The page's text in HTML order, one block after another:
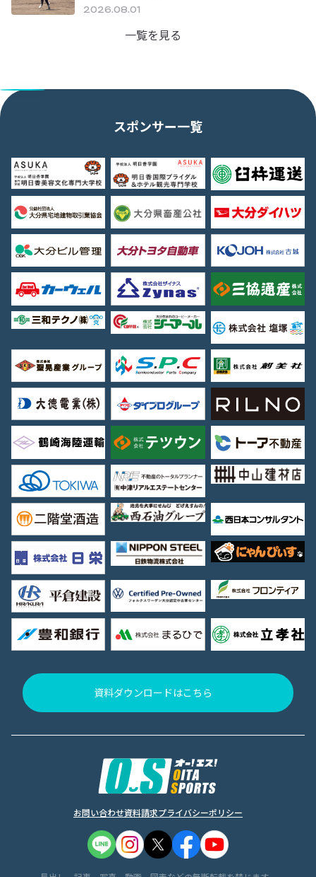
2026.08.01
一覧を見る
スポンサー一覧
資料ダウンロードはこちら
お問い合わせ資料請求プライバシーポリシー